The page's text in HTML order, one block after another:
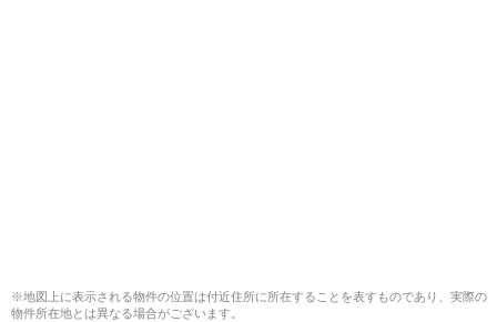
※地図上に表示される物件の位置は付近住所に所在することを表すものであり、実際の
物件所在地とは異なる場合がございます。